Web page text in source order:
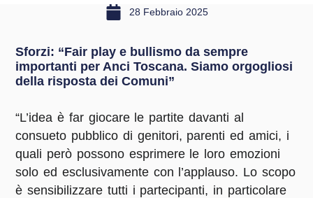
28 Febbraio 2025
Sforzi: “Fair play e bullismo da sempre
importanti per Anci Toscana. Siamo orgogliosi
della risposta dei Comuni”
“L’idea è far giocare le partite davanti al
consueto pubblico di genitori, parenti ed amici, i
quali però possono esprimere le loro emozioni
solo ed esclusivamente con l’applauso. Lo scopo
è sensibilizzare tutti i partecipanti, in particolare